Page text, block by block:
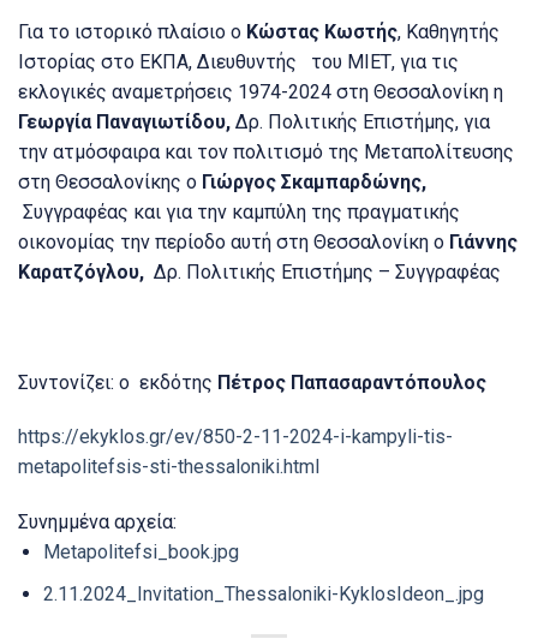
Για το ιστορικό πλαίσιο ο Κώστας Κωστής, Καθηγητής
Ιστορίας στο ΕΚΠΑ, Διευθυντής του ΜΙΕΤ, για τις
εκλογικές αναμετρήσεις 1974-2024 στη Θεσσαλονίκη η
Γεωργία Παναγιωτίδου, Δρ. Πολιτικής Επιστήμης, για
την ατμόσφαιρα και τον πολιτισμό της Μεταπολίτευσης
στη Θεσσαλονίκης ο Γιώργος Σκαμπαρδώνης,
Συγγραφέας και για την καμπύλη της πραγματικής
οικονομίας την περίοδο αυτή στη Θεσσαλονίκη ο Γιάννης
Καρατζόγλου, Δρ. Πολιτικής Επιστήμης – Συγγραφέας
Συντονίζει: ο εκδότης Πέτρος Παπασαραντόπουλος
https://ekyklos.gr/ev/850-2-11-2024-i-kampyli-tis-
metapolitefsis-sti-thessaloniki.html
Συνημμένα αρχεία:
Metapolitefsi_book.jpg
2.11.2024_Invitation_Thessaloniki-KyklosIdeon_.jpg